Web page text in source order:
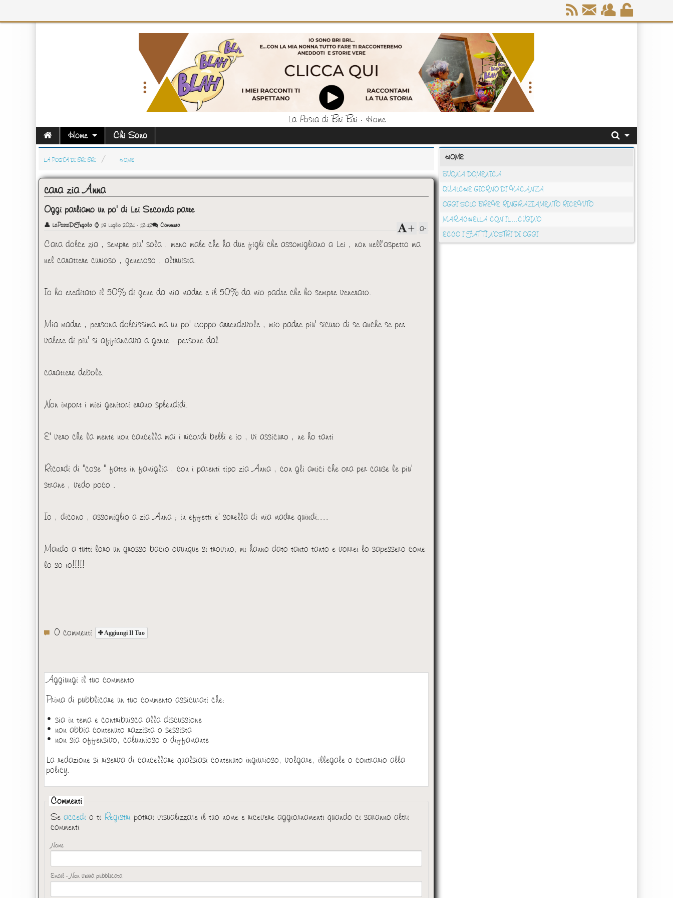
La Posta di Bri Bri : Home
Home
Chi Sono
LA POSTA DI BRI BRI HOME
cara zia Anna
Oggi parliamo un po' di Lei Seconda parte
👤 LaPostaDiFegala ⌚ 19 Luglio 2024 - 12:42 Commenta a-
+
Cara dolce zia , sempre piu' sola , meno male che ha due figli che assomigliano a Lei , non nell'aspetto ma
nel carattere curioso , generoso , altruista.
Io ho ereditato il 50% di gene da mia madre e il 50% da mio padre che ho sempre venerato.
Mia madre , persona dolcissima ma un po' troppo arrendevole , mio padre piu' sicuro di se anche se per
valere di piu' si affiancava a gente - persone dal
carattere debole.
Non import i miei genitori erano splendidi.
E' vero che la mente non cancella mai i ricordi belli e io , vi assicuro , ne ho tanti
Ricordi di "cose " fatte in famiglia , con i parenti tipo zia Anna , con gli amici che ora per cause le piu'
strane , vedo poco .
Io , dicono , assomiglio a zia Anna ; in effetti e' sorella di mia madre quindi....
Mando a tutti loro un grosso bacio ovunque si trovino; mi hanno dato tanto tanto e vorrei lo sapessero come
lo so io!!!!!
0 commenti Aggiungi Il Tuo
Aggiungi il tuo commento
Prima di pubblicare un tuo commento assicurati che:
• sia in tema e contribuisca alla discussione
• non abbia contenuto razzista o sessista
• non sia offensivo, calunnioso o diffamante
La redazione si riserva di cancellare qualsiasi contenuto ingiurioso, volgare, illegale o contrario alla
policy.
Commenti
Se accedi o ti Registri potrai visualizzare il tuo nome e ricevere aggiornamenti quando ci saranno altri
commenti
Nome
Email - Non verrà pubblicata
HOME
BUONA DOMENICA
QUALCHE GIORNO DI VACANZA
OGGI SOLO BREVE RINGRAZIAMENTO RICEVUTO
MARACHELLA CON IL....CUGINO
ECCO I FATTI NOSTRI DI OGGI